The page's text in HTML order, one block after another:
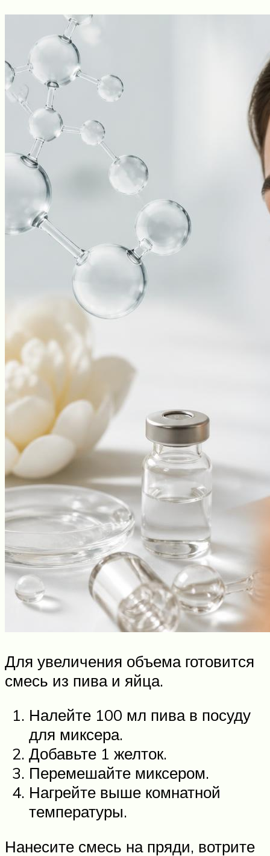
Для увеличения объема готовится
смесь из пива и яйца.
Налейте 100 мл пива в посуду
для миксера.
Добавьте 1 желток.
Перемешайте миксером.
Нагрейте выше комнатной
температуры.
Нанесите смесь на пряди, вотрите